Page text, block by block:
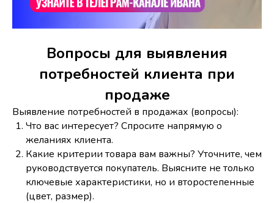
Вопросы для выявления
потребностей клиента при
продаже
Выявление потребностей в продажах (вопросы):
Что вас интересует? Спросите напрямую о
желаниях клиента.
Какие критерии товара вам важны? Уточните, чем
руководствуется покупатель. Выясните не только
ключевые характеристики, но и второстепенные
(цвет, размер).